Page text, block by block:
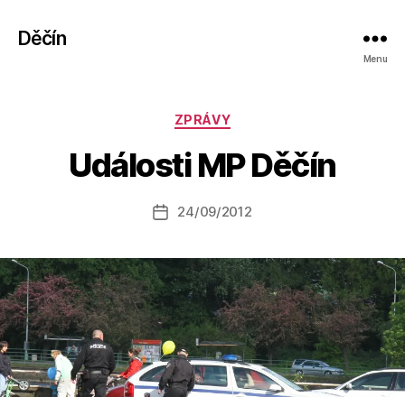
Děčín
Menu
Rubriky
ZPRÁVY
Události MP Děčín
Autor
příspěvku
t
o
a
s
o
Datum
24/09/2012